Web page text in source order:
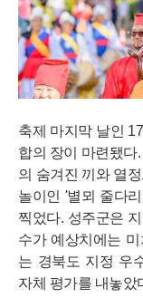
축제 마지막 날인
합의 장이 마련됐다
의 숨겨진 끼와 열
놀이인 '별뫼 줄다
찍었다. 성주군은
수가 예상치에는
는 경북도 지정 우
자체 평가를 내놓았